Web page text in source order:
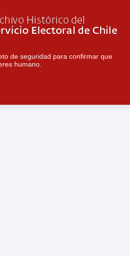
de seguridad para confirmar que
humano.